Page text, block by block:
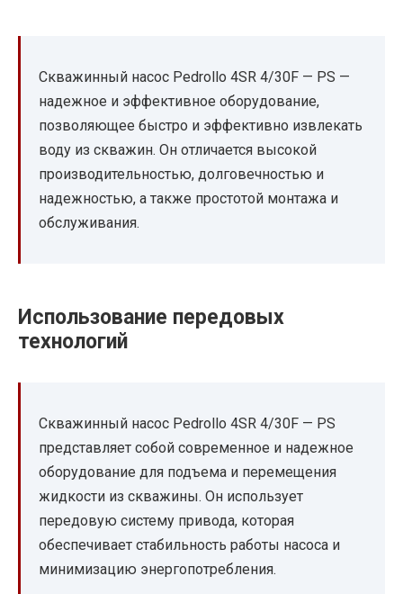
Скважинный насос Pedrollo 4SR 4/30F — PS —
надежное и эффективное оборудование,
позволяющее быстро и эффективно извлекать
воду из скважин. Он отличается высокой
производительностью, долговечностью и
надежностью, а также простотой монтажа и
обслуживания.
Использование передовых
технологий
Скважинный насос Pedrollo 4SR 4/30F — PS
представляет собой современное и надежное
оборудование для подъема и перемещения
жидкости из скважины. Он использует
передовую систему привода, которая
обеспечивает стабильность работы насоса и
минимизацию энергопотребления.